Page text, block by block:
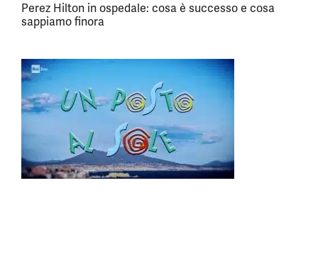
Perez Hilton in ospedale: cosa è successo e cosa
sappiamo finora